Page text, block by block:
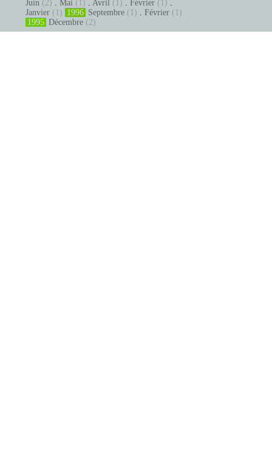
Juin (2) . Mai (1) . Avril (1) . Février (1) .
Janvier (1) 1996 Septembre (1) . Février (1)
1995 Décembre (2)